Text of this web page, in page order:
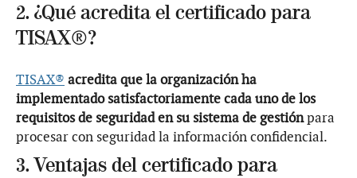
2. ¿Qué acredita el certificado para
TISAX®?
TISAX® acredita que la organización ha
implementado satisfactoriamente cada uno de los
requisitos de seguridad en su sistema de gestiónpara
procesar con seguridad la información confidencial.
3. Ventajas del certificado para